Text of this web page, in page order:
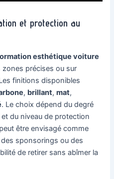
et protection au
esthétique voiture
précises ou sur
finitions disponibles
, brillant,mat,
. Le choix dépend du degré
du niveau de protection
être envisagé comme
sponsorings ou des
de retirer sans abîmer la